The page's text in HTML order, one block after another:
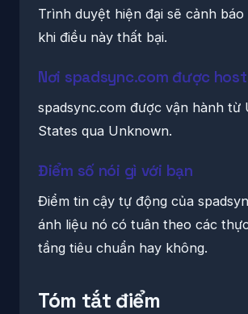
Trình duyệt hiện đại sẽ cảnh báo
khi điều này thất bại.
Nơi spadsync.com được host
spadsync.com được vận hành từ
States qua Unknown.
Điểm số nói gì với bạn
Điểm tin cậy tự động của
ánh liệu nó có tuân theo các
tầng tiêu chuẩn hay không.
Tóm tắt điểm